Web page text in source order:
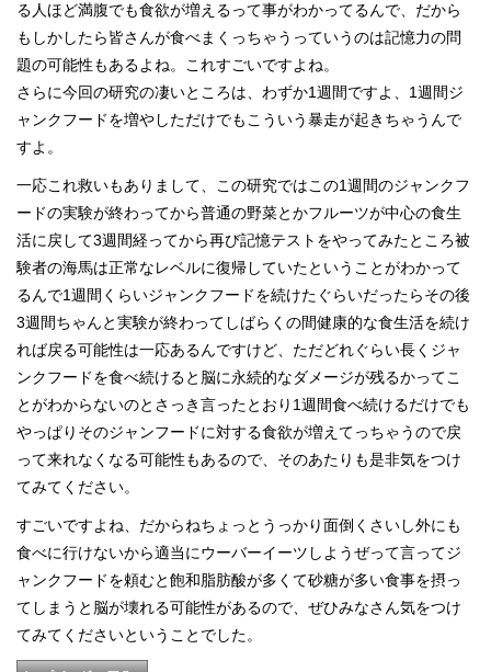
る人ほど満腹でも食欲が増えるって事がわかってるんで、だから
もしかしたら皆さんが食べまくっちゃうっていうのは記憶力の問
題の可能性もあるよね。これすごいですよね。
さらに今回の研究の凄いところは、わずか1週間ですよ、1週間ジ
ャンクフードを増やしただけでもこういう暴走が起きちゃうんで
すよ。
一応これ救いもありまして、この研究ではこの1週間のジャンクフ
ードの実験が終わってから普通の野菜とかフルーツが中心の食生
活に戻して3週間経ってから再び記憶テストをやってみたところ被
験者の海馬は正常なレベルに復帰していたということがわかって
るんで1週間くらいジャンクフードを続けたぐらいだったらその後
3週間ちゃんと実験が終わってしばらくの間健康的な食生活を続け
れば戻る可能性は一応あるんですけど、ただどれぐらい長くジャ
ンクフードを食べ続けると脳に永続的なダメージが残るかってこ
とがわからないのとさっき言ったとおり1週間食べ続けるだけでも
やっぱりそのジャンフードに対する食欲が増えてっちゃうので戻
って来れなくなる可能性もあるので、そのあたりも是非気をつけ
てみてください。
すごいですよね、だからねちょっとうっかり面倒くさいし外にも
食べに行けないから適当にウーバーイーツしようぜって言ってジ
ャンクフードを頼むと飽和脂肪酸が多くて砂糖が多い食事を摂っ
てしまうと脳が壊れる可能性があるので、ぜひみなさん気をつけ
てみてくださいということでした。